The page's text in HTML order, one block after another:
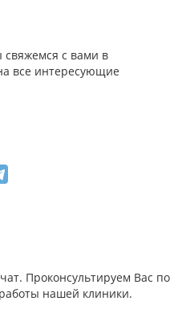
свяжемся с вами в
все интересующие
Проконсультируем Вас по
нашей клиники.